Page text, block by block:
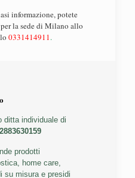
informazione, potete
la sede di Milano allo
0331414911.
ditta individuale di
prodotti
home care,
su misura e presidi